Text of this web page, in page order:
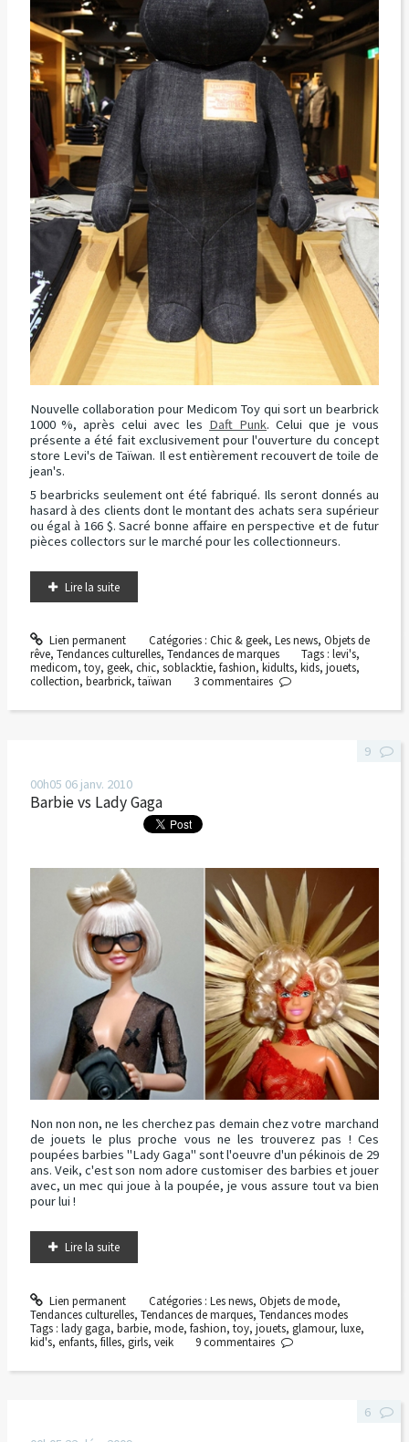
Nouvelle collaboration pour Medicom Toy qui sort un bearbrick
1000 %, après celui avec les Daft Punk. Celui que je vous
présente a été fait exclusivement pour l'ouverture du concept
store Levi's de Taïwan. Il est entièrement recouvert de toile de
jean's.
5 bearbricks seulement ont été fabriqué. Ils seront donnés au
hasard à des clients dont le montant des achats sera supérieur
ou égal à 166 $. Sacré bonne affaire en perspective et de futur
pièces collectors sur le marché pour les collectionneurs.
Lire la suite
Lien permanent Catégories : Chic & geek, Les news, Objets de
rêve, Tendances culturelles, Tendances de marques Tags :levi's,
medicom, toy, geek, chic, soblacktie, fashion, kidults, kids, jouets,
collection, bearbrick, taïwan 3commentaires
00h05 06 janv. 2010
Barbie vs Lady Gaga
Non non non, ne les cherchez pas demain chez votre marchand
de jouets le plus proche vous ne les trouverez pas ! Ces
poupées barbies "Lady Gaga" sont l'oeuvre d'un pékinois de 29
ans. Veik, c'est son nom adore customiser des barbies et jouer
avec, un mec qui joue à la poupée, je vous assure tout va bien
pour lui !
Lire la suite
Lien permanent Catégories : Les news, Objets de mode,
Tendances culturelles, Tendances de marques, Tendances modes
Tags : lady gaga, barbie, mode, fashion, toy, jouets, glamour, luxe,
kid's, enfants, filles, girls, veik
9
9commentaires
6